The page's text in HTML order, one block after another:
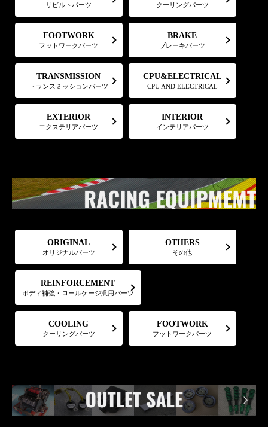
リビルトパーツ クーリングパーツ
FOOTWORK
フットワークパーツ
BRAKE
ブレーキパーツ
TRANSMISSION
トランスミッションパーツ
CPU&ELECTRICAL
CPU AND ELECTRICAL
EXTERIOR
エクステリアパーツ
INTERIOR
インテリアパーツ
ORIGINAL
オリジナルパーツ
OTHERS
その他
REINFORCEMENT
ボディ補強・ロールケージ汎用パーツ
COOLING
クーリングパーツ
FOOTWORK
フットワークパーツ